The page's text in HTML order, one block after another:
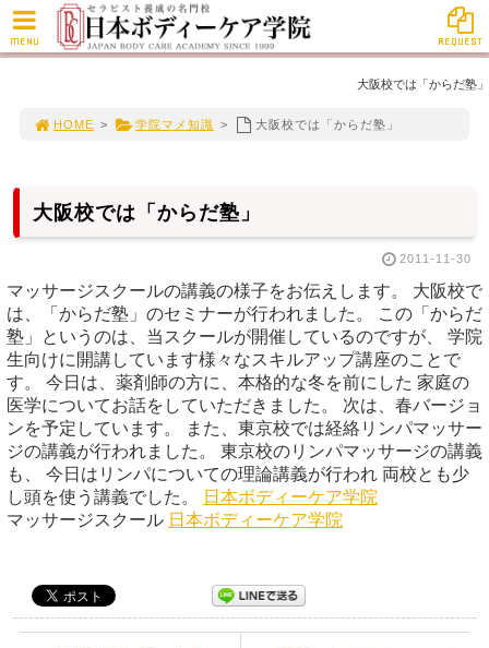
大阪校では「からだ塾」
HOME > 学院マメ知識 > 大阪校では「からだ塾」
大阪校では「からだ塾」
2011-11-30
マッサージスクールの講義の様子をお伝えします。 大阪校で
は、「からだ塾」のセミナーが行われました。 この「からだ
塾」というのは、当スクールが開催しているのですが、 学院
生向けに開講しています様々なスキルアップ講座のことで
す。 今日は、薬剤師の方に、本格的な冬を前にした 家庭の
医学についてお話をしていただきました。 次は、春バージョ
ンを予定しています。 また、東京校では経絡リンパマッサー
ジの講義が行われました。 東京校のリンパマッサージの講義
も、 今日はリンパについての理論講義が行われ 両校とも少
し頭を使う講義でした。
日本ボディーケア学院
マッサージスクール 日本ボディーケア学院
MENU REQUEST